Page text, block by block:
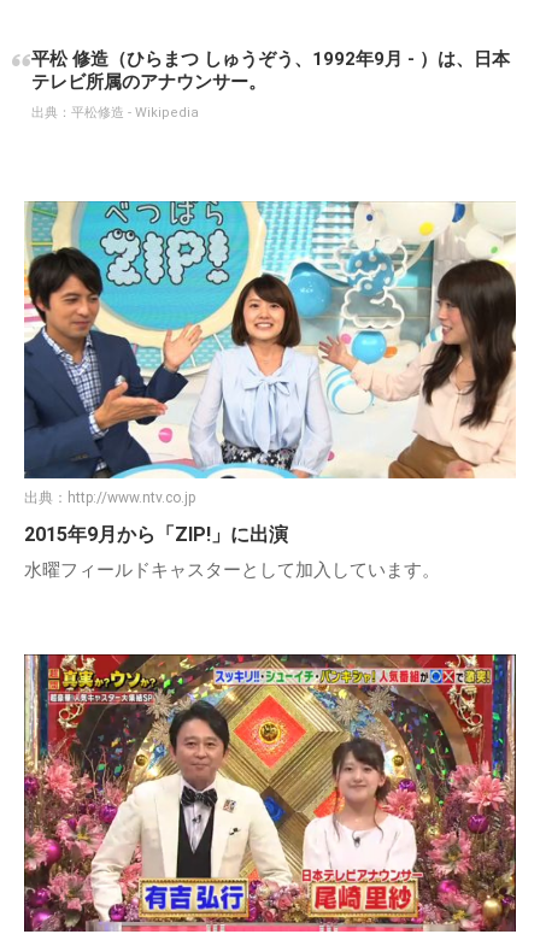
平松 修造（ひらまつ しゅうぞう、1992年9月 - ）は、日本
テレビ所属のアナウンサー。
出典： 平松修造 - Wikipedia
出典： http://www.ntv.co.jp
2015年9月から「ZIP!」に出演
水曜フィールドキャスターとして加入しています。